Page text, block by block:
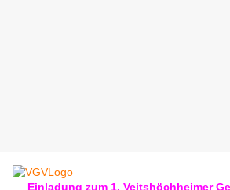
Einladung zum 1. Veitshöchheimer